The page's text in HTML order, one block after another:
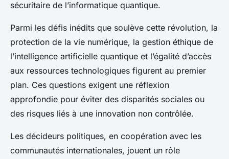
sécuritaire de l’informatique quantique.
Parmi les défis inédits que soulève cette révolution, la
protection de la vie numérique, la gestion éthique de
l’intelligence artificielle quantique et l’égalité d’accès
aux ressources technologiques figurent au premier
plan. Ces questions exigent une réflexion
approfondie pour éviter des disparités sociales ou
des risques liés à une innovation non contrôlée.
Les décideurs politiques, en coopération avec les
communautés internationales, jouent un rôle